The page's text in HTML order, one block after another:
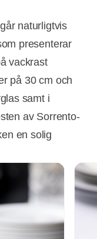
naturligtvis
presenterar
vackrast
på 30 cm och
samt i
av Sorrento-
en solig